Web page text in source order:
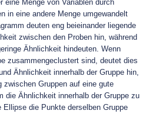
eine Menge von Variablen durch
in eine andere Menge umgewandelt
deuten eng beieinander liegende
zwischen den Proben hin, während
Ähnlichkeit hindeuten. Wenn
zusammengeclustert sind, deutet dies
Ähnlichkeit innerhalb der Gruppe hin,
zwischen Gruppen auf eine gute
die Ähnlichkeit innerhalb der Gruppe zu
die Punkte derselben Gruppe